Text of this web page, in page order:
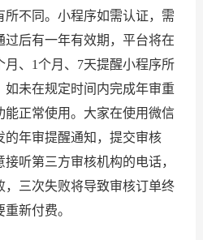
不同。小程序如需认证，需
后有一年有效期，平台将在
月、1个月、7天提醒小程序所
未在规定时间内完成年审重
能正常使用。大家在使用微信
的年审提醒通知，提交审核
听第三方审核机构的电话，
，三次失败将导致审核订单终
新付费。